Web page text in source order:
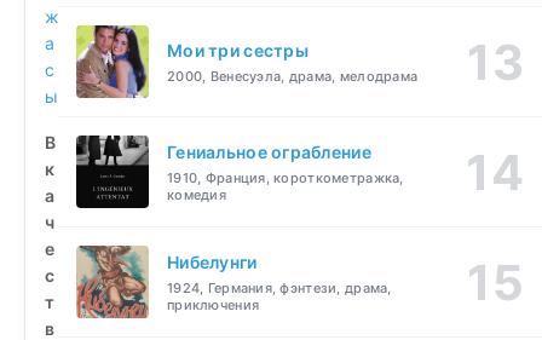
ж
а
с
ы
В
к
а
ч
е
с
т
в
Мои три сестры
2000, Венесуэла, драма, мелодрама
Гениальное ограбление
1910, Франция, короткометражка,
комедия
Нибелунги
1924, Германия, фэнтези, драма,
приключения